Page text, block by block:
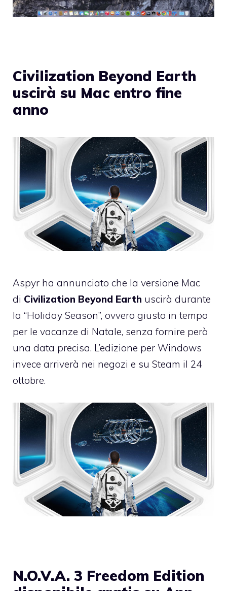
Civilization Beyond Earth
uscirà su Mac entro fine
anno
Aspyr ha annunciato che la versione Mac
di Civilization Beyond Earth uscirà durante
la “Holiday Season”, ovvero giusto in tempo
per le vacanze di Natale, senza fornire però
una data precisa. L’edizione per Windows
invece arriverà nei negozi e su Steam il 24
ottobre.
N.O.V.A. 3 Freedom Edition